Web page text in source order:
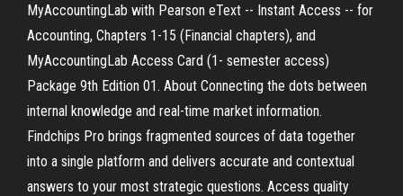
MyAccountingLab with Pearson eText -- Instant Access -- for
Accounting, Chapters 1-15 (Financial chapters), and
MyAccountingLab Access Card (1- semester access)
Package 9th Edition 01. About Connecting the dots between
internal knowledge and real-time market information.
Findchips Pro brings fragmented sources of data together
into a single platform and delivers accurate and contextual
answers to your most strategic questions. Access quality